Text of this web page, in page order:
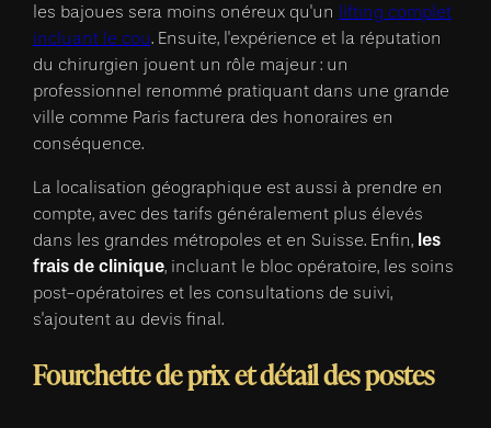
les bajoues sera moins onéreux qu'un
lifting complet
incluant le cou. Ensuite, l'expérience et la réputation
du chirurgien jouent un rôle majeur : un
professionnel renommé pratiquant dans une grande
ville comme Paris facturera des honoraires en
conséquence.
La localisation géographique est aussi à prendre en
compte, avec des tarifs généralement plus élevés
dans les grandes métropoles et en Suisse. Enfin, les
frais de clinique, incluant le bloc opératoire, les soins
post-opératoires et les consultations de suivi,
s'ajoutent au devis final.
Fourchette de prix et détail des postes